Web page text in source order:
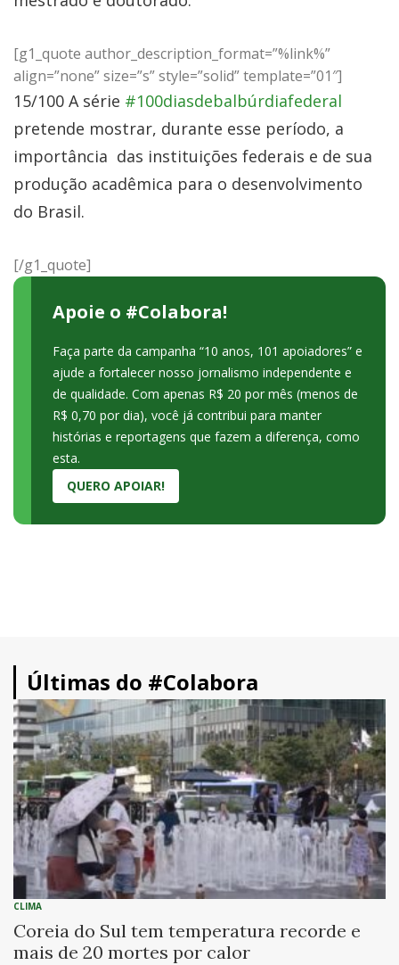
[g1_quote author_description_format=”%link%”
align=”none” size=”s” style=”solid” template=”01″]
15/100 A série #100diasdebalbúrdiafederal
pretende mostrar, durante esse período, a
importância das instituições federais e de sua
produção acadêmica para o desenvolvimento
do Brasil.
[/g1_quote]
Apoie o #Colabora!
Faça parte da campanha “10 anos, 101 apoiadores” e
ajude a fortalecer nosso jornalismo independente e
de qualidade. Com apenas R$ 20 por mês (menos de
R$ 0,70 por dia), você já contribui para manter
histórias e reportagens que fazem a diferença, como
esta.
QUERO APOIAR!
Últimas do #Colabora
CLIMA
Coreia do Sul tem temperatura recorde e
mais de 20 mortes por calor